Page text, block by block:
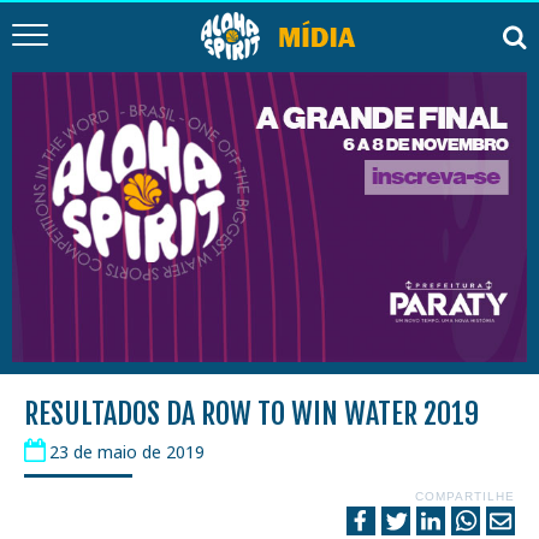
RESULTADOS DA ROW TO WIN WATER 2019
23 de maio de 2019
COMPARTILHE